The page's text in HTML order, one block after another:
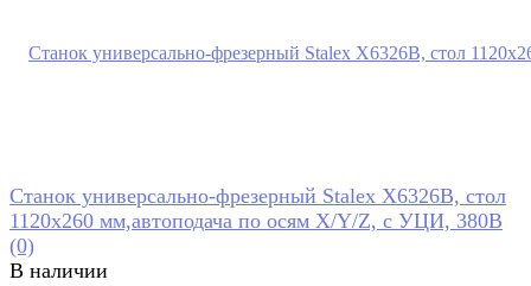
Станок универсально-фрезерный Stalex X6326B, стол
1120х260 мм,автоподача по осям X/Y/Z, с УЦИ, 380В
(0)
В наличии